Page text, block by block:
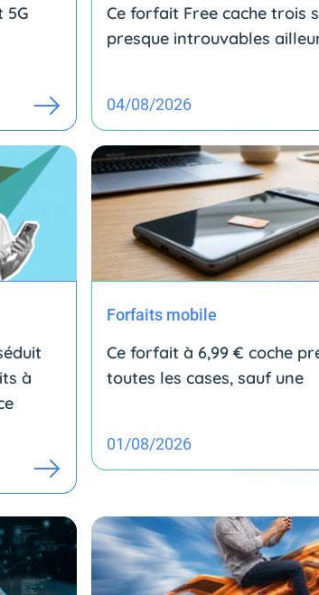
5G
Ce forfait Free cache trois
presque introuvables
04/08/2026
à
Forfaits mobile
Ce forfait à 6,99 € coche
toutes les cases, sauf une
01/08/2026